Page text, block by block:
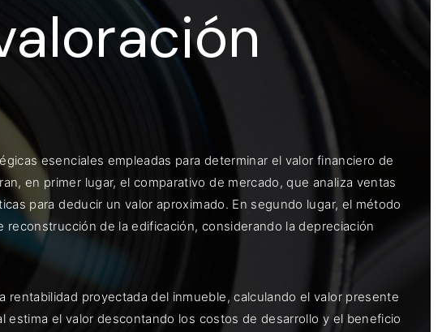
esenciales empleadas para determinar el valor financiero de
en primer lugar, el comparativo de mercado, que analiza ventas
para deducir un valor aproximado. En segundo lugar, el método
de la edificación, considerando la depreciación
proyectada del inmueble, calculando el valor presente
el valor descontando los costos de desarrollo y el beneficio